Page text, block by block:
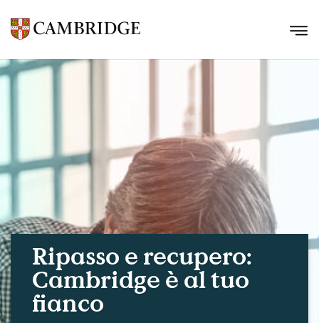
Ripasso e recupero:
Cambridge è al tuo
fianco